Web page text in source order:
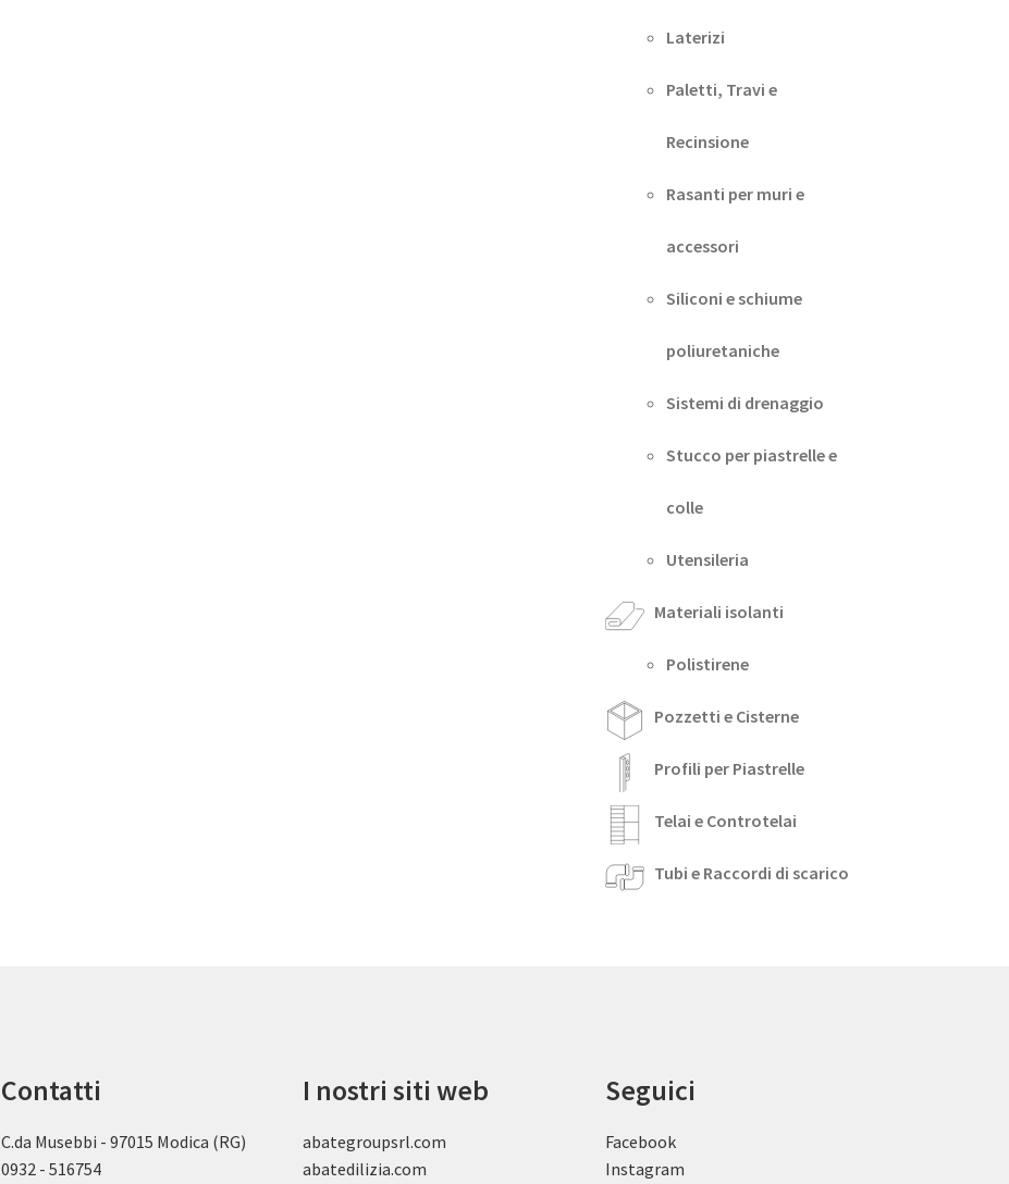
Laterizi
Paletti, Travi e
Recinsione
Rasanti per muri e
accessori
Siliconi e schiume
poliuretaniche
Sistemi di drenaggio
Stucco per piastrelle e
colle
Utensileria
Materiali isolanti
Polistirene
Pozzetti e Cisterne
Profili per Piastrelle
Telai e Controtelai
Tubi e Raccordi di scarico
Contatti
C.da Musebbi - 97015 Modica (RG)
0932 - 516754
I nostri siti web
abategroupsrl.com
abatedilizia.com
Seguici
Facebook
Instagram